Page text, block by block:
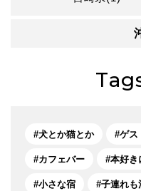
犬とか猫とか ゲス
カフェバー 本好き
小さな宿 子連れも